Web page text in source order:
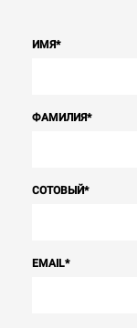
ИМЯ*
ФАМИЛИЯ*
СОТОВЫЙ*
EMAIL*